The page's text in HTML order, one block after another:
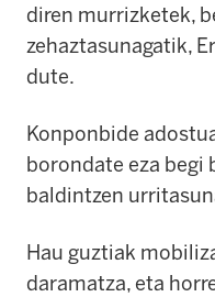
diren murrizketek,
zehaztasunagatik,
dute.
Konponbide
borondate eza begi
baldintzen
Hau guztiak
daramatza, eta